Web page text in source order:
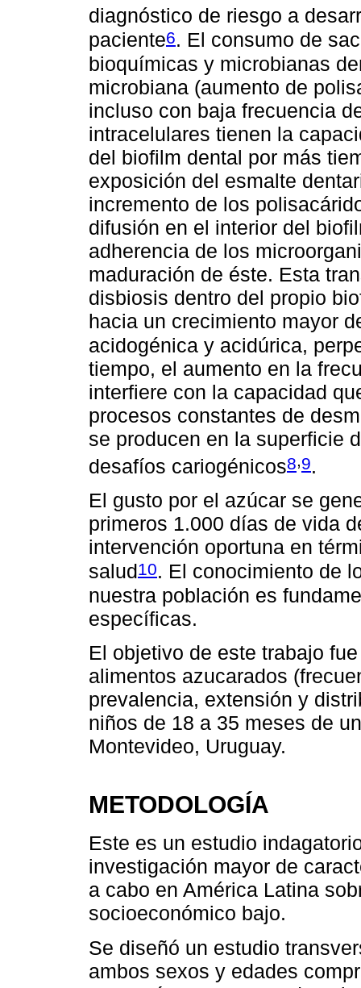
diagnóstico de riesgo a
paciente6. El consumo de
bioquímicas y microbianas
microbiana (aumento de
incluso con baja frecuencia
intracelulares tienen la
del biofilm dental por más
exposición del esmalte
incremento de los
difusión en el interior del
adherencia de los
maduración de éste. Esta
disbiosis dentro del propio
hacia un crecimiento mayor
acidogénica y acidúrica,
tiempo, el aumento en la
interfiere con la capacidad
procesos constantes de
se producen en la superficie
desafíos cariogénicos8,9.
El gusto por el azúcar se
primeros 1.000 días de vida
intervención oportuna en
salud 10. El conocimiento de
nuestra población es
específicas.
El objetivo de este trabajo
alimentos azucarados
prevalencia, extensión y
niños de 18 a 35 meses de
Montevideo, Uruguay.
METODOLOGÍA
Este es un estudio
investigación mayor de
a cabo en América Latina
socioeconómico bajo.
Se diseñó un estudio
ambos sexos y edades